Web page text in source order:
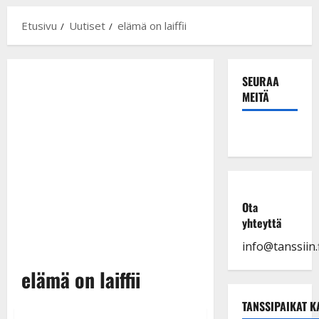
Etusivu Uutiset elämä on laiffii
elämä on laiffii
SEURAA
MEITÄ
Ota
yhteyttä
TANSSIPAIKAT